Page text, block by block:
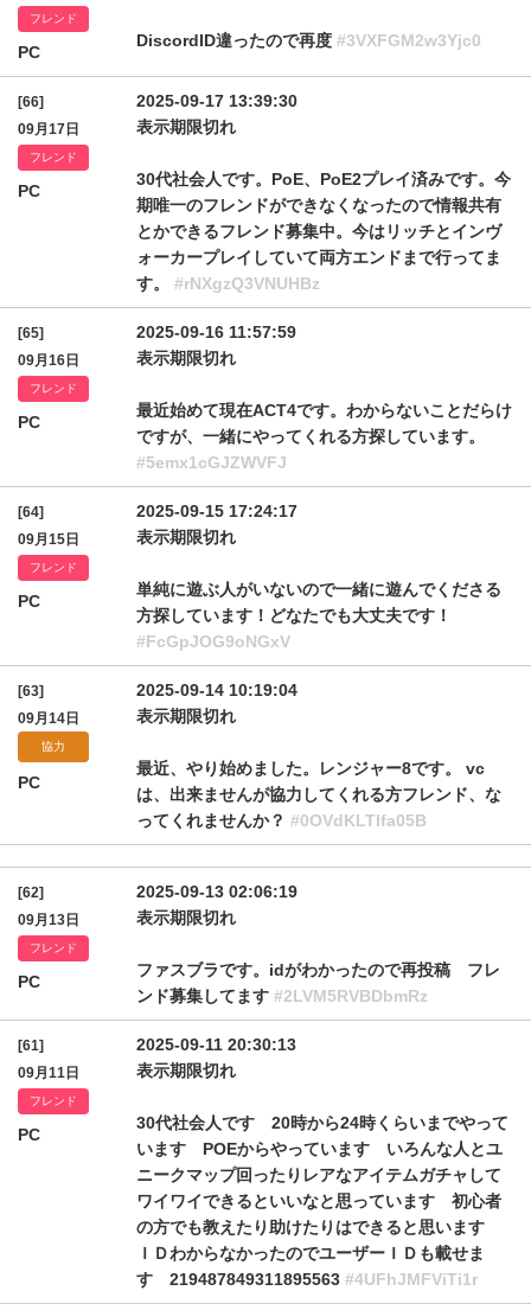
フレンド
PC
DiscordID違ったので再度 #3VXFGM2w3Yjc0
[66]
09月17日
フレンド
PC
2025-09-17 13:39:30
表示期限切れ
30代社会人です。PoE、PoE2プレイ済みです。今
期唯一のフレンドができなくなったので情報共有
とかできるフレンド募集中。今はリッチとインヴ
ォーカープレイしていて両方エンドまで行ってま
す。 #rNXgzQ3VNUHBz
[65]
09月16日
フレンド
PC
2025-09-16 11:57:59
表示期限切れ
最近始めて現在ACT4です。わからないことだらけ
ですが、一緒にやってくれる方探しています。
#5emx1cGJZWVFJ
[64]
09月15日
フレンド
PC
2025-09-15 17:24:17
表示期限切れ
単純に遊ぶ人がいないので一緒に遊んでくださる
方探しています！どなたでも大丈夫です！
#FcGpJOG9oNGxV
[63]
09月14日
協力
PC
2025-09-14 10:19:04
表示期限切れ
最近、やり始めました。レンジャー8です。 vc
は、出来ませんが協力してくれる方フレンド、な
ってくれませんか？ #0OVdKLTlfa05B
[62]
09月13日
フレンド
PC
2025-09-13 02:06:19
表示期限切れ
ファスブラです。idがわかったので再投稿 フレ
ンド募集してます #2LVM5RVBDbmRz
[61]
09月11日
フレンド
PC
2025-09-11 20:30:13
表示期限切れ
30代社会人です 20時から24時くらいまでやって
います POEからやっています いろんな人とユ
ニークマップ回ったりレアなアイテムガチャして
ワイワイできるといいなと思っています 初心者
の方でも教えたり助けたりはできると思います
ＩＤわからなかったのでユーザーＩＤも載せま
す 219487849311895563 #4UFhJMFViTi1r